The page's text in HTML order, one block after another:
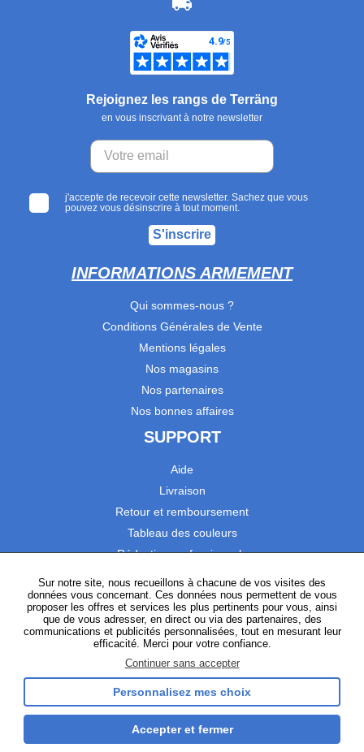
Rejoignez les rangs de Terräng
en vous inscrivant à notre newsletter
j'accepte de recevoir cette newsletter. Sachez que vous
pouvez vous désinscrire à tout moment.
S'inscrire
INFORMATIONS ARMEMENT
Qui sommes-nous ?
Conditions Générales de Vente
Mentions légales
Nos magasins
Nos partenaires
Nos bonnes affaires
SUPPORT
Aide
Livraison
Retour et remboursement
Tableau des couleurs
Réduction professionnels
Satisfaction Clients
SUIVEZ-NOUS
InstagramTikTokFacebookYouTubeLinkedIn
Gestion des cookies
Sur notre site, nous recueillons à chacune de vos visites des
données vous concernant. Ces données nous permettent de vous
proposer les offres et services les plus pertinents pour vous, ainsi
que de vous adresser, en direct ou via des partenaires, des
communications et publicités personnalisées, tout en mesurant leur
efficacité. Merci pour votre confiance.
Continuer sans accepter
Personnalisez mes choix
Accepter et fermer